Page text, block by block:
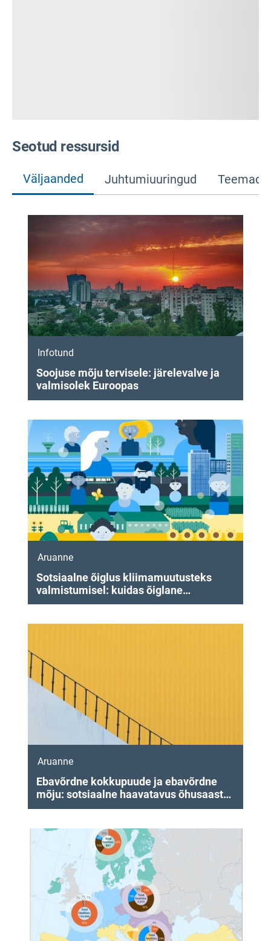
Seotud ressursid
Väljaanded Juhtumiuuringud Teemad
Infotund
Soojuse mõju tervisele: järelevalve ja
valmisolek Euroopas
Aruanne
Sotsiaalne õiglus kliimamuutusteks
valmistumisel: kuidas õiglane
vastupanuvõime võib tuua kasu
Aruanne
Ebavõrdne kokkupuude ja ebavõrdne
mõju: sotsiaalne haavatavus õhusaaste,
müra ja äärmuslike temperatuuride